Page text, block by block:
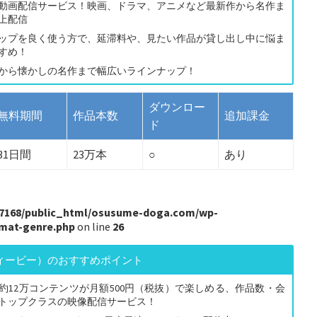
画配信サービス！映画、ドラマ、アニメなど最新作から名作ま
配信
プを良く使う方で、延滞料や、見たい作品が貸し出し中に悩ま
め！
ら懐かしの名作まで幅広いラインナップ！
料期間 作品本数
ダウンロー
ド
追加課金
日間 23万本 ○ あり
public_html/osusume-doga.com/wp-
genre.phpon line 26
ービー）のおすすめポイント
12万コンテンツが月額500円（税抜）で楽しめる、作品数・会
ップクラスの映像配信サービス！